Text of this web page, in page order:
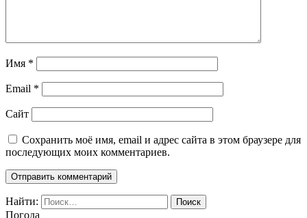
Имя *
Email *
Сайт
Сохранить моё имя, email и адрес сайта в этом браузере для
последующих моих комментариев.
Найти:
Погода